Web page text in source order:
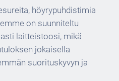
höyrypuhdistimia
on suunniteltu
laitteistoosi, mikä
jokaisella
suorituskyvyn ja